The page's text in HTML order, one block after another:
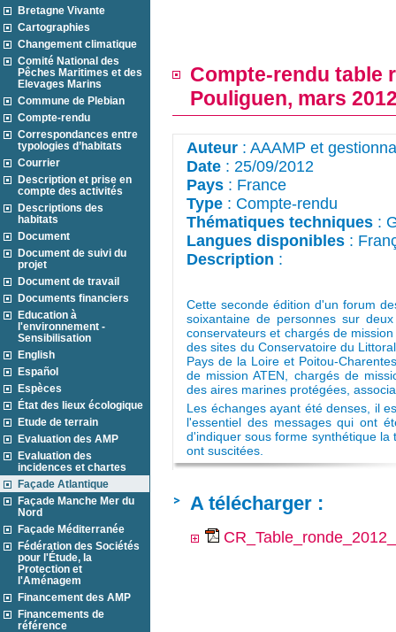
Bretagne Vivante
Cartographies
Changement climatique
Comité National des
Pêches Maritimes et des
Elevages Marins
Commune de Plebian
Compte-rendu
Correspondances entre
typologies d’habitats
Courrier
Description et prise en
compte des activités
Descriptions des
habitats
Document
Document de suivi du
projet
Document de travail
Documents financiers
Education à
l'environnement -
Sensibilisation
English
Español
Espèces
État des lieux écologique
Etude de terrain
Evaluation des AMP
Evaluation des
incidences et chartes
Façade Atlantique
Façade Manche Mer du
Nord
Façade Méditerranée
Fédération des Sociétés
pour l'Étude, la
Protection et
l'Aménagem
Financement des AMP
Financements de
référence
Compte-rendu table
Pouliguen, mars
Auteur : AAAMP et
Date : 25/09/2012
Pays : France
Type : Compte-rendu
Thématiques techniques :
Langues disponibles :
Description :
Cette seconde édition d'un forum
soixantaine de personnes sur
conservateurs et chargés de
des sites du Conservatoire du
Pays de la Loire et Poitou-
de mission ATEN, chargés de
des aires marines protégées,
Les échanges ayant été denses, il
l'essentiel des messages qui ont
d'indiquer sous forme synthétique
ont suscitées.
A télécharger :